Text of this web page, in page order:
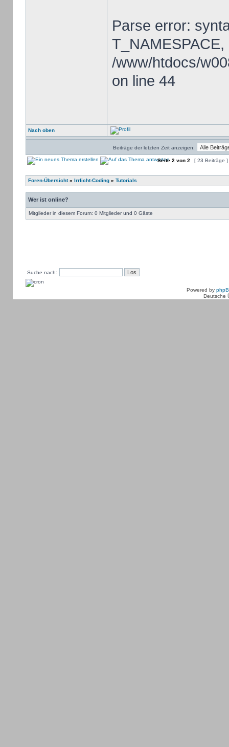
Parse error:
/www/htdocs/
on line 44
Nach oben
Beiträge der letzten Zeit anzeigen:
Seite 2 von 2 [ 23 Beiträge ]
Foren-Übersicht» Irrlicht-Coding» Tutorials
Wer ist online?
Mitglieder in diesem Forum: 0 Mitglieder und 0 Gäste
Suche nach:
Powered by
Deutsche